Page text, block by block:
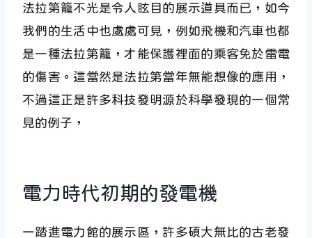
法拉第籠不光是令人眩目的展示道具而已，如今
我們的生活中也處處可見，例如飛機和汽車也都
是一種法拉第籠，才能保護裡面的乘客免於雷電
的傷害。這當然是法拉第當年無能想像的應用，
不過這正是許多科技發明源於科學發現的一個常
見的例子，
電力時代初期的發電機
一踏進電力館的展示區，許多碩大無比的古老發